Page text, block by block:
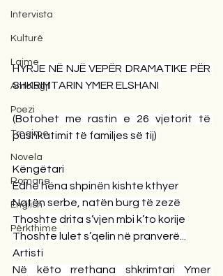
Intervista
Kulturë
Lajme
Antologji
Poezi
Tregime
Novela
Romane
English
Përkthime
HYRJE NË NJË VEPËR DRAMATIKE PËR
SHKRIMTARIN YMER ELSHANI
(Botohet me rastin e 26 vjetorit të
pushkatimit të familjes së tij)
Këngëtari
Edhe hëna shpinën kishte kthyer
Natën serbe, natën burg të zezë
Thoshte drita s’vjen mbi k’to korije
Thoshte lulet s’qelin në pranverë...
Artisti
Në këto rrethana shkrimtari Ymer